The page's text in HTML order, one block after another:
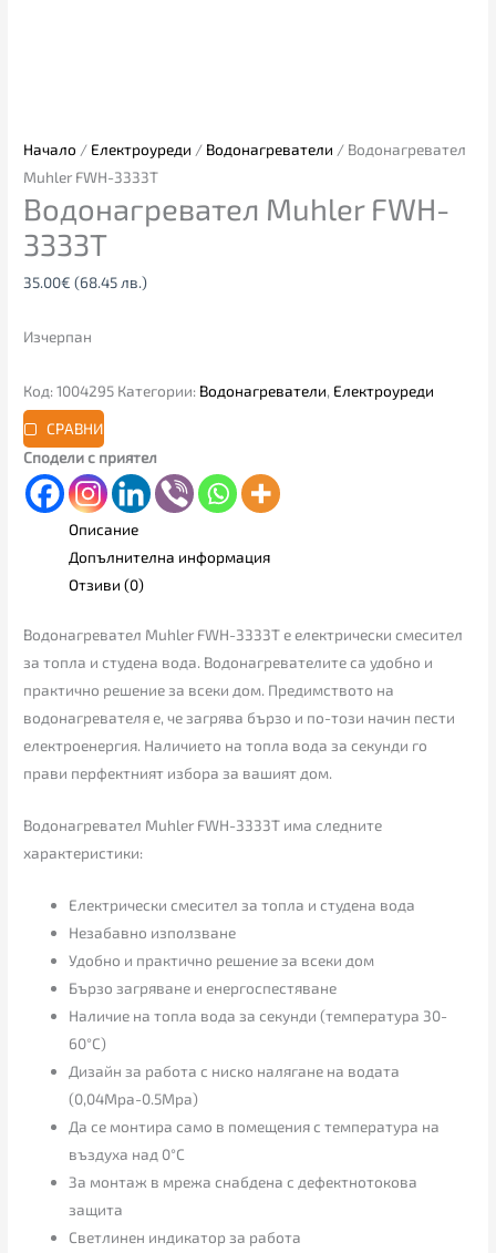
Начало / Електроуреди / Водонагреватели / Водонагревател
Muhler FWH-3333T
Водонагревател Muhler FWH-
3333T
35.00€ (68.45 лв.)
Изчерпан
Код:1004295 Категории: Водонагреватели, Електроуреди
СРАВНИ
Сподели с приятел
Описание
Допълнителна информация
Отзиви (0)
Водонагревател Muhler FWH-3333T е електрически смесител
за топла и студена вода. Водонагревателите са удобно и
практично решение за всеки дом. Предимството на
водонагревателя е, че загрява бързо и по-този начин пести
електроенергия. Наличието на топла вода за секунди го
прави перфектният избора за вашият дом.
Водонагревател Muhler FWH-3333T има следните
характеристики:
Електрически смесител за топла и студена вода
Незабавно използване
Удобно и практично решение за всеки дом
Бързо загряване и енергоспестяване
Наличие на топла вода за секунди (температура 30-
60°C)
Дизайн за работа с ниско налягане на водата
(0,04Mpa-0.5Mpa)
Да се монтира само в помещения с температура на
въздуха над 0°C
За монтаж в мрежа снабдена с дефектнотокова
защита
Светлинен индикатор за работа